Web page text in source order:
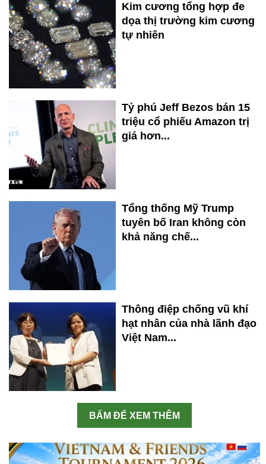
Kim cương tổng hợp đe
dọa thị trường kim cương
tự nhiên
Tỷ phú Jeff Bezos bán 15
triệu cổ phiếu Amazon trị
giá hơn...
Tổng thống Mỹ Trump
tuyên bố Iran không còn
khả năng chế...
Thông điệp chống vũ khí
hạt nhân của nhà lãnh đạo
Việt Nam...
BẤM ĐỂ XEM THÊM